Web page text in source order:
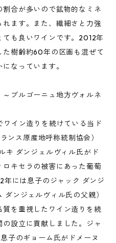
合が多いので鉱物的なミネ
ます。また、繊細さと力強
も良いワインです。2012年
た樹齢約60年の区画も混ぜて
なっています。
ブルゴーニュ地方ヴォルネ
イン造りを続けている当ド
ンス原産地呼称統制協会）
キ ダンジェルヴィル氏がド
キセラの被害にあった葡萄
年には息子のジャック ダンジ
ンジェルヴィル氏の父親）
を重視したワイン造りを続
設立に貢献しました。ジャ
子のギョーム氏がドメーヌ